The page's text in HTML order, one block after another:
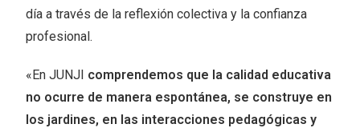
día a través de la reflexión colectiva y la confianza
profesional.
«En JUNJI comprendemos que la calidad educativa
no ocurre de manera espontánea, se construye en
los jardines, en las interacciones pedagógicas y